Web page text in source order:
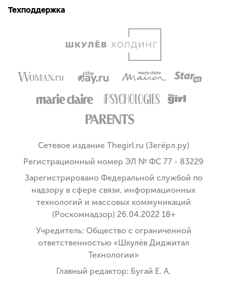
Техподдержка
Сетевое издание Thegirl.ru (Зегёрл.ру)
Регистрационный номер ЭЛ № ФС 77 - 83229
Зарегистрировано Федеральной службой по
надзору в сфере связи, информационных
технологий и массовых коммуникаций
(Роскомнадзор) 26.04.2022 18+
Учредитель: Общество с ограниченной
ответственностью «Шкулёв Диджитал
Технологии»
Главный редактор: Бугай Е. А.